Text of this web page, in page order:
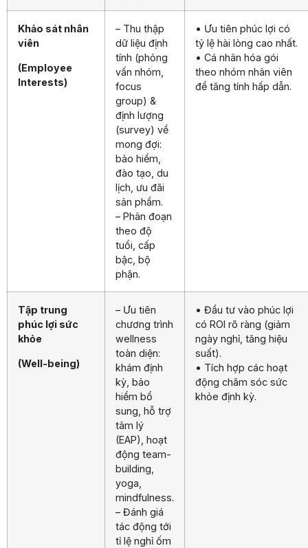
Khảo sát nhân
viên
(Employee
Interests)
– Thu thập
dữ liệu định
tính (phỏng
vấn nhóm,
focus
group) &
định lượng
(survey) về
mong đợi:
bảo hiểm,
đào tạo, du
lịch, ưu đãi
sản phẩm.
– Phân đoạn
theo độ
tuổi, cấp
bậc, bộ
phận.
• Ưu tiên phúc lợi có
tỷ lệ hài lòng cao nhất.
• Cá nhân hóa gói
theo nhóm nhân viên
để tăng tính hấp dẫn.
Tập trung
phúc lợi sức
khỏe
(Well-being)
– Ưu tiên
chương trình
wellness
toàn diện:
khám định
kỳ, bảo
hiểm bổ
sung, hỗ trợ
tâm lý
(EAP), hoạt
động team-
building,
yoga,
mindfulness.
– Đánh giá
tác động tới
tỉ lệ nghỉ ốm
• Đầu tư vào phúc lợi
có ROI rõ ràng (giảm
ngày nghỉ, tăng hiệu
suất).
• Tích hợp các hoạt
động chăm sóc sức
khỏe định kỳ.